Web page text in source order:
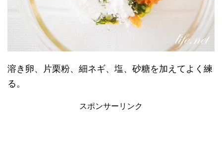
溶き卵、片栗粉、細ネギ、塩、砂糖を加えてよく練
る。
スポンサーリンク